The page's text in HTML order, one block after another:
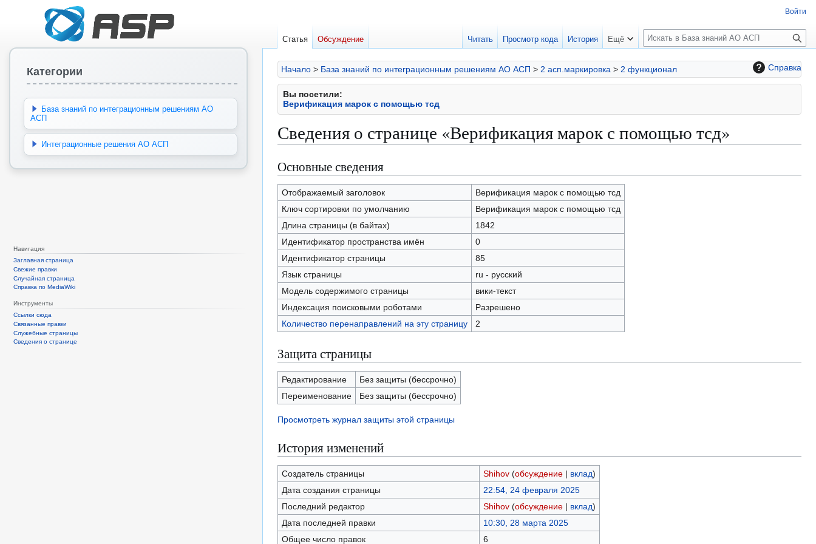
Справка
Начало > База знаний по интеграционным решениям АО АСП > 2 асп.маркировка > 2 функционал
Вы посетили:
Верификация марок с помощью тсд
Сведения о странице «Верификация марок с помощью тсд»
Перейти
к
навигации
Перейти
к
поиску
Основные сведения
Отображаемый заголовок
Верификация марок с помощью тсд
Ключ сортировки по умолчанию
Верификация марок с помощью тсд
Длина страницы (в байтах)
1842
Идентификатор пространства имён
0
Идентификатор страницы
85
Язык страницы
ru - русский
Модель содержимого страницы
вики-текст
Индексация поисковыми роботами
Разрешено
Количество перенаправлений на эту страницу
2
Защита страницы
Редактирование
Без защиты (бессрочно)
Переименование
Без защиты (бессрочно)
Просмотреть журнал защиты этой страницы
История изменений
Создатель страницы Shihov (обсуждение| вклад)
Дата создания страницы
22:54, 24 февраля 2025
Последний редактор
Shihov (обсуждение| вклад)
Дата последней правки
10:30, 28 марта 2025
Общее число правок
6
Войти
Статья Обсуждение Читать Просмотр кода История Ещё
П
о
и
с
к
Категории
База знаний по интеграционным решениям АО
АСП
Интеграционные решения АО АСП
Навигация
Заглавная страница
Свежие правки
Случайная страница
Справка по MediaWiki
Инструменты
Ссылки сюда
Связанные правки
Служебные страницы
Сведения о странице